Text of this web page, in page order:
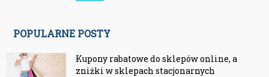
POPULARNE POSTY
Kupony rabatowe do sklepów online, a
zniżki w sklepach stacjonarnych